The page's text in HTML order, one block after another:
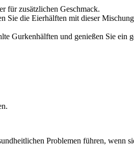
für zusätzlichen Geschmack.
Sie die Eierhälften mit dieser
Gurkenhälften und genießen Sie ein
Problemen führen, wenn